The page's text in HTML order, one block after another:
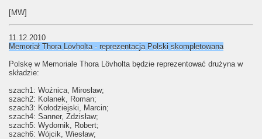
[MW]
11.12.2010
Memoriał Thora Lövholta - reprezentacja Polski skompletowana
Polskę w Memoriale Thora Lövholta będzie reprezentować drużyna w
składzie:
szach1: Woźnica, Mirosław;
szach2: Kolanek, Roman;
szach3: Kołodziejski, Marcin;
szach4: Sanner, Zdzisław;
szach5: Wydornik, Robert;
szach6: Wójcik, Wiesław;